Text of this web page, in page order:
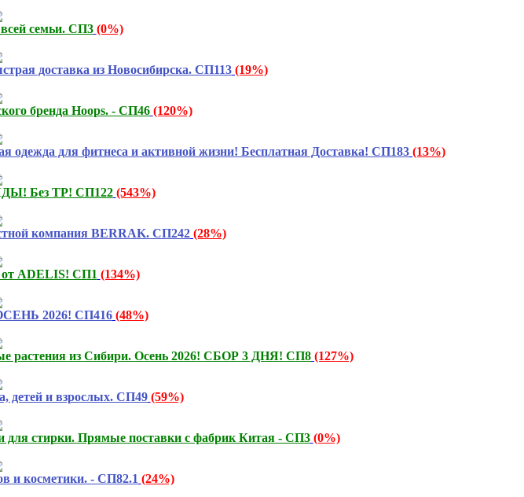
семьи. СП3 (0%)
доставка из Новосибирска. СП113 (19%)
бренда Hoops. - СП46 (120%)
для фитнеса и активной жизни! Бесплатная Доставка! СП183 (13%)
Без ТР! СП122 (543%)
компания BERRAK. СП242 (28%)
от ADELIS! СП1 (134%)
2026! СП416 (48%)
растения из Сибири. Осень 2026! СБОР 3 ДНЯ! СП8 (127%)
детей и взрослых. СП49 (59%)
для стирки. Прямые поставки с фабрик Китая - СП3 (0%)
косметики. - СП82.1 (24%)